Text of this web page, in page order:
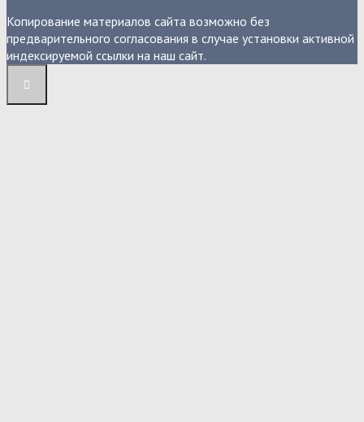
Копирование материалов сайта возможно без
предварительного согласования в случае установки активной
индексируемой ссылки на наш сайт.